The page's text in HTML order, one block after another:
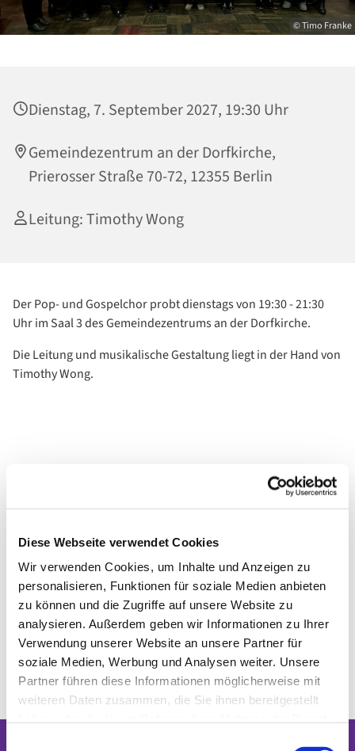
Diese Webseite verwendet Cookies
Wir verwenden Cookies, um Inhalte und Anzeigen zu
personalisieren, Funktionen für soziale Medien anbieten
zu können und die Zugriffe auf unsere Website zu
analysieren. Außerdem geben wir Informationen zu Ihrer
Verwendung unserer Website an unsere Partner für
soziale Medien, Werbung und Analysen weiter. Unsere
Partner führen diese Informationen möglicherweise mit
weiteren Daten zusammen, die Sie ihnen bereitgestellt
© Timo Franke
Dienstag, 7. September 2027, 19:30 Uhr
Gemeindezentrum an der Dorfkirche,
Prierosser Straße 70-72, 12355 Berlin
Leitung: Timothy Wong
Der Pop- und Gospelchor probt dienstags von 19:30 - 21:30
Uhr im Saal 3 des Gemeindezentrums an der Dorfkirche.
Die Leitung und musikalische Gestaltung liegt in der Hand von
Timothy Wong.